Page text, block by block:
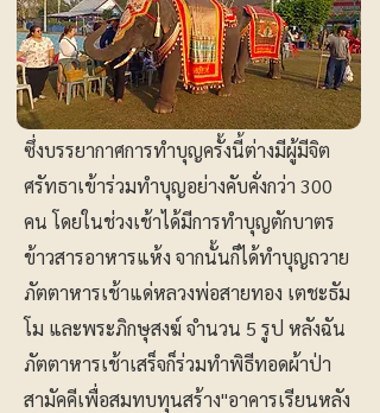
ซึ่งบรรยากาศการทำบุญครั้งนี้ต่างมีผู้มีจิต
ศรัทธาเข้าร่วมทำบุญอย่างคับคั่งกว่า 300
คน โดยในช่วงเช้าได้มีการทำบุญตักบาตร
ข้าวสารอาหารแห้ง จากนั้นก็ได้ทำบุญถวาย
ภัตตาหารเช้าแด่หลวงพ่อสายทอง เตชะธัม
โม และพระภิกษุสงฆ์ จำนวน 5 รูป หลังฉัน
ภัตตาหารเช้าเสร็จก็ร่วมทำพิธีทอดผ้าป่า
สามัคคีเพื่อสมทบทุนสร้าง"อาคารเรียนหลัง